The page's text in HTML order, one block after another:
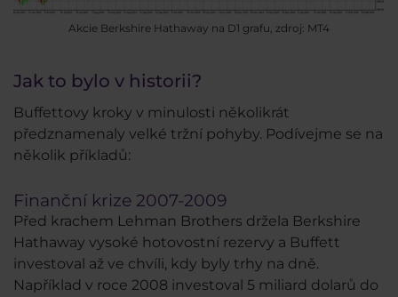
Akcie Berkshire Hathaway na D1 grafu, zdroj: MT4
Jak to bylo v historii?
Buffettovy kroky v minulosti několikrát
předznamenaly velké tržní pohyby. Podívejme se na
několik příkladů:
Finanční krize 2007-2009
Před krachem Lehman Brothers držela Berkshire
Hathaway vysoké hotovostní rezervy a Buffett
investoval až ve chvíli, kdy byly trhy na dně.
Například v roce 2008 investoval 5 miliard dolarů do